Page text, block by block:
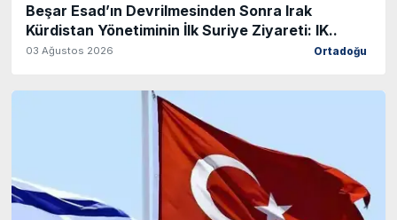
Beşar Esad’ın Devrilmesinden Sonra Irak
Kürdistan Yönetiminin İlk Suriye Ziyareti: IK..
03 Ağustos 2026 Ortadoğu